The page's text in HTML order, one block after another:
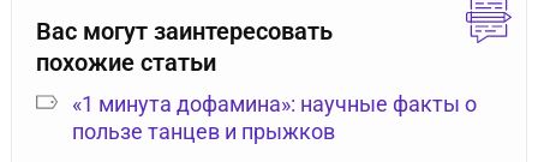
Вас могут заинтересовать
похожие статьи
«1 минута дофамина»: научные факты о
пользе танцев и прыжков